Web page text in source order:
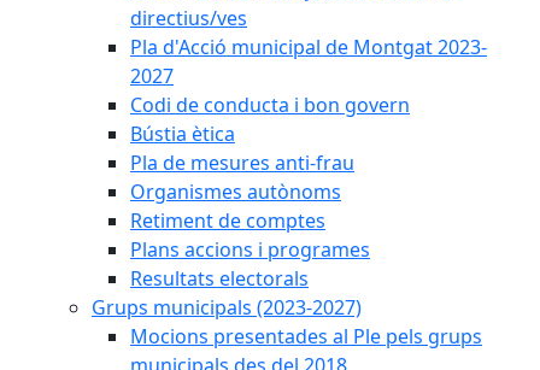
directius/ves
Pla d'Acció municipal de Montgat 2023-
2027
Codi de conducta i bon govern
Bústia ètica
Pla de mesures anti-frau
Organismes autònoms
Retiment de comptes
Plans accions i programes
Resultats electorals
Grups municipals (2023-2027)
Mocions presentades al Ple pels grups